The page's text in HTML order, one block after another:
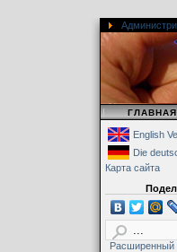
| ГЛАВНАЯ
English
Die
Карта сайта
Расширенный